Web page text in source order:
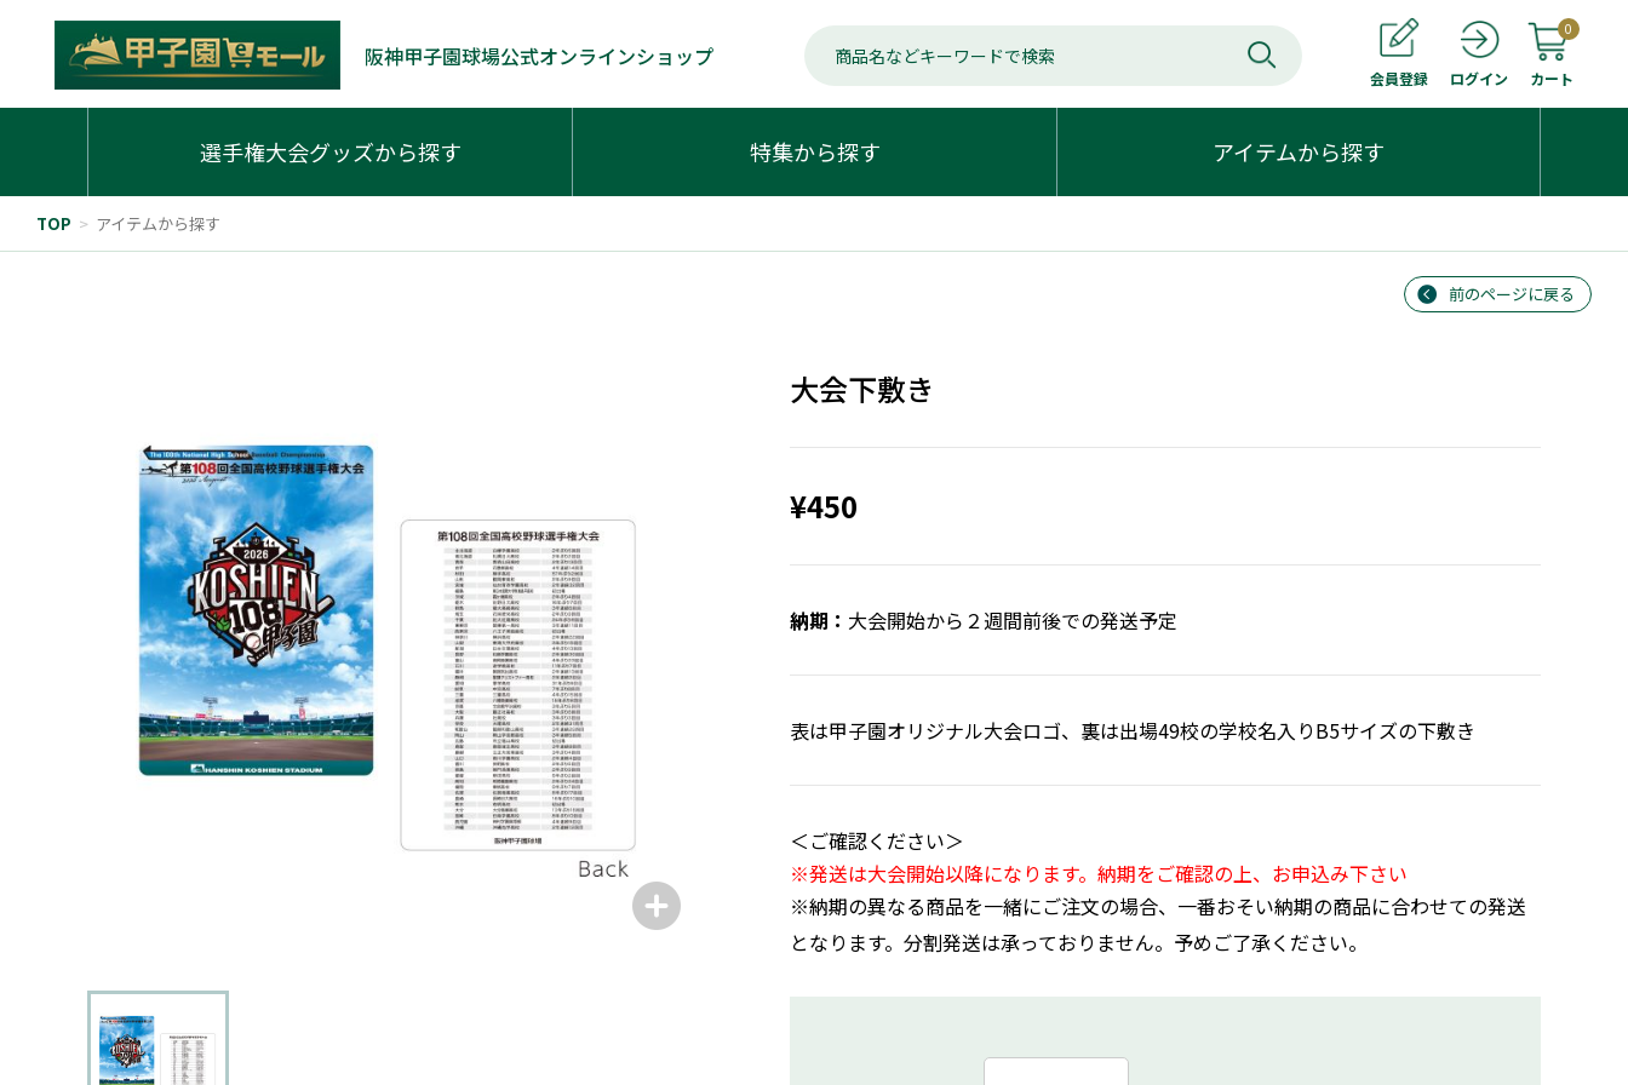
阪神甲子園球場公式オンラインショップ
会員登録 ログイン
0
カート
選手権大会グッズから探す 特集から探す アイテムから探す
TOP > アイテムから探す
前のページに戻る
大会下敷き
¥450
大会開始から２週間前後での発送予定
表は甲子園オリジナル大会ロゴ、裏は出場49校の学校名入りB5サイズの下敷き
＜ご確認ください＞
※発送は大会開始以降になります。納期をご確認の上、お申込み下さい
※納期の異なる商品を一緒にご注文の場合、一番おそい納期の商品に合わせての発送
となります。分割発送は承っておりません。予めご了承ください。